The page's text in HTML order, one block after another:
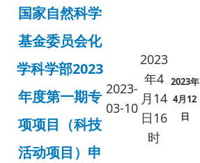
国家自然科学
基金委员会化
学科学部2023
年度第一期专
项项目（科技
活动项目）申
2023-
03-10
2023
年4
月14
日16
时
2023年
4月12
日